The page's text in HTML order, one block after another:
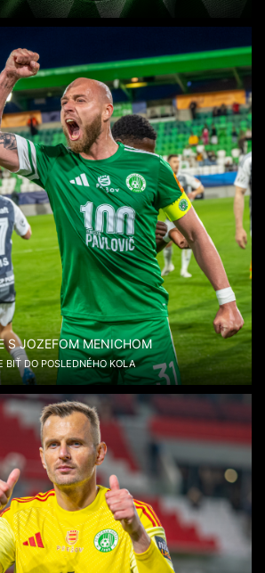
S JOZEFOM MENICHOM
BIŤ DO POSLEDNÉHO KOLA